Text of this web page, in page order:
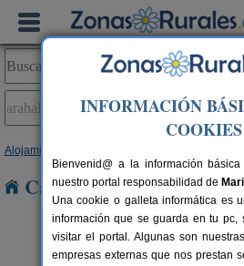
Alojamientos
Casas Rurales en Arahal
INFORMACIÓN
COOKIES
Bienvenid@ a la información
nuestro portal responsabilidad de
Una cookie o galleta informática es
información que se guarda en tu pc,
visitar el portal. Algunas son
empresas externas que nos prestan